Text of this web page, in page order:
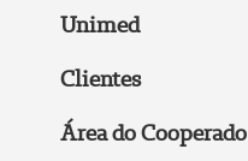
Unimed
Clientes
Área do Cooperado